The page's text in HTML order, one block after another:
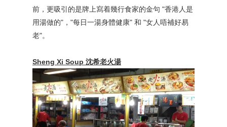
前，更吸引的是牌上寫着幾行食家的金句 "香港人是
用湯做的"，"每日一湯身體健康" 和 "女人唔補好易
老"。
Sheng Xi Soup 沈希老火湯